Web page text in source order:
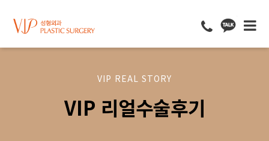
VIP REAL STORY
VIP 리얼수술후기